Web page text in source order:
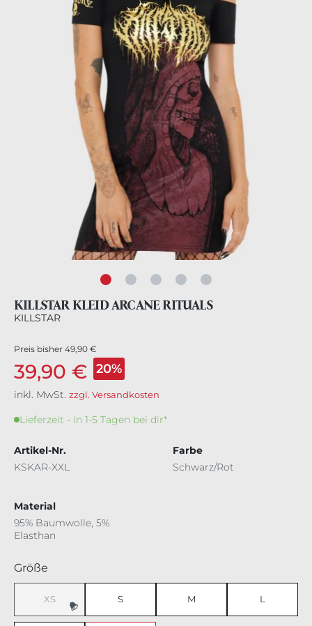
KILLSTAR KLEID ARCANE RITUALS
KILLSTAR
Preis bisher 49,90 €
39,90 € 20%
inkl. MwSt. zzgl. Versandkosten
Lieferzeit - In 1-5 Tagen bei dir*
Artikel-Nr.
KSKAR-XXL
Farbe
Schwarz/Rot
Material
95% Baumwolle, 5%
Elasthan
Größe
XS S M L